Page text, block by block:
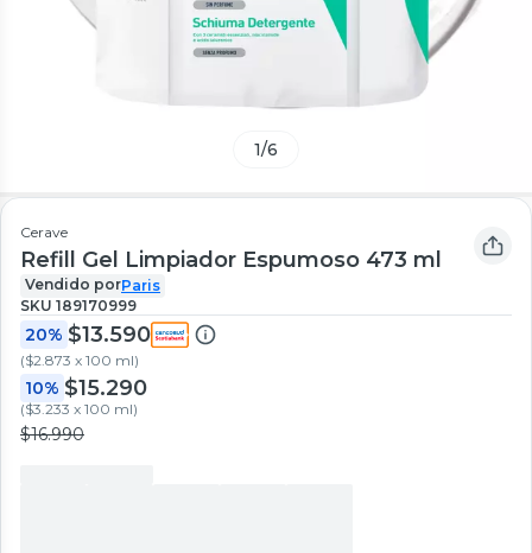
1/6
Cerave
Refill Gel Limpiador Espumoso 473 ml
Vendido porParis
SKU 189170999
20% $13.590
($2.873 x 100 ml)
10% $15.290
($3.233 x 100 ml)
$16.990